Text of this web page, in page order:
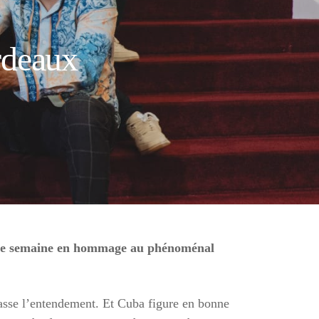
en hommage au phénoménal
l’entendement. Et Cuba figure en bonne